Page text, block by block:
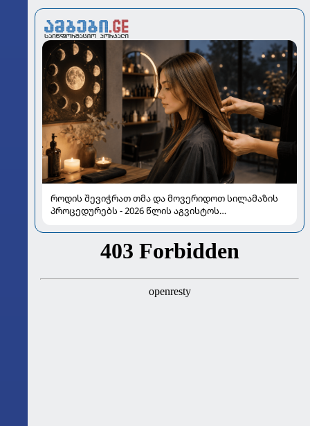
როდის შევიჭრათ თმა და მოვერიდოთ სილამაზის
პროცედურებს - 2026 წლის აგვისტოს